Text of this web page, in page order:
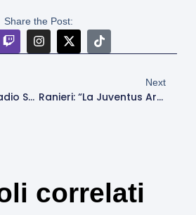
Share the Post:
ESCLUSIVA Tele Radio Stereo – Tovalieri: “Roma-Juventus Non È Mai Una Partita Semplice. Pellegrini? Mi Piange Il Cuore Vederlo Così”
Next
Ranieri: “La Juventus Arriverà Tra Le Prime Quattro”. Poi, Sul Futuro: “Voglio Vedere Che Cosa C’è Oltre Il Calcio”
correlati